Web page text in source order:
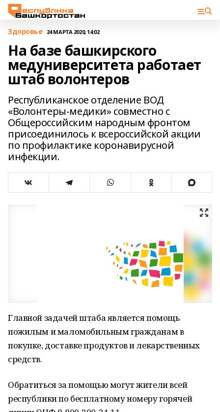
Здоровье 24 МАРТА 2020, 14:02
На базе башкирского
медуниверситета работает
штаб волонтеров
Республиканское отделение ВОД
«Волонтеры-медики» совместно с
Общероссийским народным фронтом
присоединилось к всероссийской акции
по профилактике коронавирусной
инфекции.
Главной задачей штаба является помощь
пожилым и маломобильным гражданам в
покупке, доставке продуктов и лекарственных
средств.
Обратиться за помощью могут жители всей
республики по бесплатному номеру горячей